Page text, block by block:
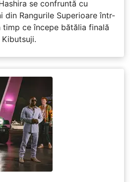
se confruntă cu
din Rangurile Superioare într-
ce începe bătălia finală